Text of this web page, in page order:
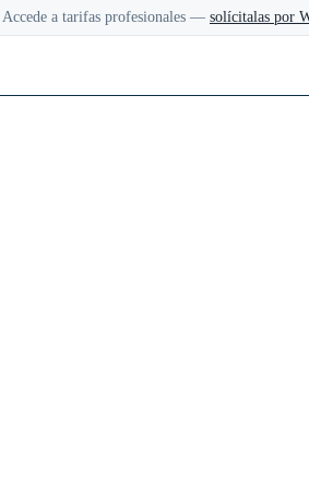
Accede a tarifas profesionales — solícitalas por